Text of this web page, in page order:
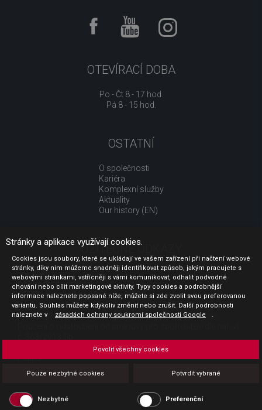
OTEVÍRACÍ DOBA
Po - Čt 8 - 17 hod.
Pá 8 - 15 hod.
OSTATNÍ
O společnosti
Kariéra
Komplexní služby
Aktuality
Our history (EN)
UŽITEČNÉ ODKAZY
Jak nakupovat
Obchodní podmínky
GDPR - ochrana osobních údajů
Profil zadavatele
Sdělení před uzavřením kupní smlouvy pro spotřebitele
Platba
Povinná publicita
Stránky a aplikace využívají cookies.
Cookies jsou soubory, které se ukládají ve vašem zařízení při načtení webové
stránky, díky nim můžeme snadněji identifikovat způsob, jakým pracujete s
webovými stránkami, vstřícněji s vámi komunikovat, odhalit podvodné
chování nebo cílit marketingové aktivity. Typy cookies a podrobnější
informace naleznete popsané níže, můžete si zde zvolit svou preferovanou
variantu. Souhlas můžete kdykoliv změnit nebo zrušit. Další podrobnosti
naleznete v
zásadách ochrany soukromí společnosti Google .
Pouze nezbytné cookies Potvrdit vybrané
Povolit všechny cookies
Nezbytné Preferenční